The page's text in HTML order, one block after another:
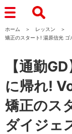
ホーム レッスン
矯正のスタート! 湯原信光 ゴ
【通勤
に帰れ!
矯正のス
ダイジェ